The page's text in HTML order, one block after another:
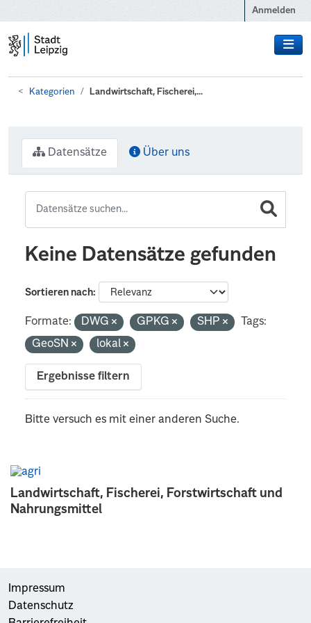
Anmelden
Kategorien Landwirtschaft, Fischerei,...
Landwirtschaft, Fischerei, Forstwirtschaft und
Nahrungsmittel
Datensätze Über uns
Keine Datensätze gefunden
Sortieren nach
Formate: DWG GPKG SHP
Tags:
GeoSN
lokal
Ergebnisse filtern
Bitte versuch es mit einer anderen Suche.
Impressum
Datenschutz